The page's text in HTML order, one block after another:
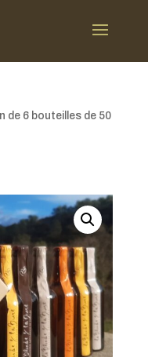
de 6 bouteilles de 50